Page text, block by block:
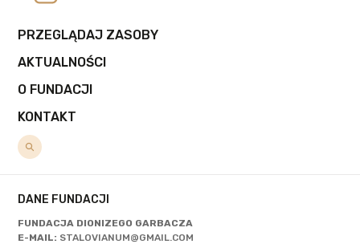
PRZEGLĄDAJ ZASOBY
AKTUALNOŚCI
O FUNDACJI
KONTAKT
DANE FUNDACJI
FUNDACJA DIONIZEGO GARBACZA
E-MAIL: STALOVIANUM@GMAIL.COM